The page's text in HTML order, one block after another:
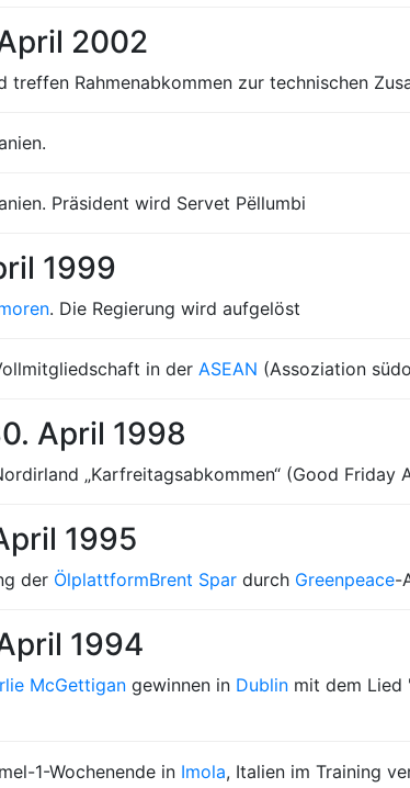
2002
treffen Rahmenabkommen zur technischen
Präsident wird Servet Pëllumbi
1999
. Die Regierung wird aufgelöst
in der ASEAN (Assoziation
April 1998
„Karfreitagsabkommen“ (Good Friday
1995
der ÖlplattformBrent Spar durch Greenpeace-
1994
McGettigan gewinnen in Dublin mit dem Lied
1-Wochenende in Imola, Italien im Training